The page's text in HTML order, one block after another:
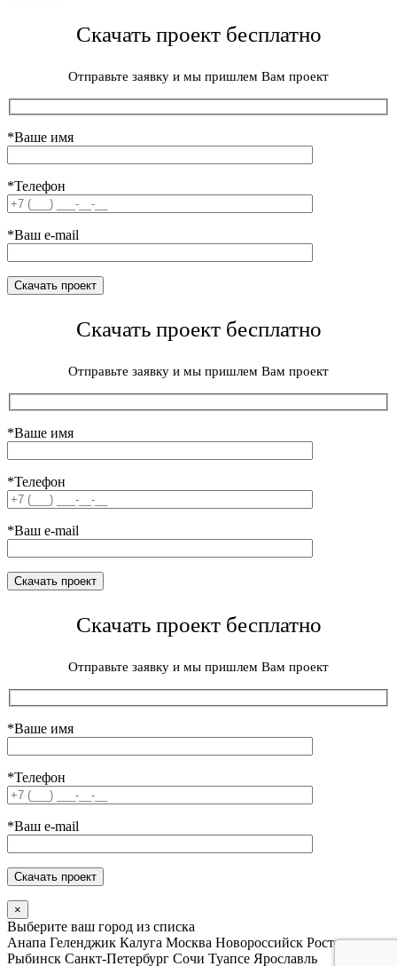
Скачать проект бесплатно
Отправьте заявку и мы пришлем Вам проект
*Ваше имя
*Телефон
*Ваш e-mail
Скачать проект бесплатно
Отправьте заявку и мы пришлем Вам проект
*Ваше имя
*Телефон
*Ваш e-mail
Скачать проект бесплатно
Отправьте заявку и мы пришлем Вам проект
*Ваше имя
*Телефон
*Ваш e-mail
×
Выберите ваш город из списка
Анапа Геленджик Калуга Москва Новороссийск Ростов
Рыбинск Санкт-Петербург Сочи Туапсе Ярославль